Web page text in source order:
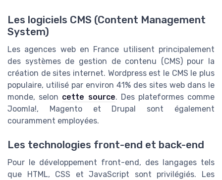
Les logiciels CMS (Content Management
System)
Les agences web en France utilisent principalement
des systèmes de gestion de contenu (CMS) pour la
création de sites internet. Wordpress est le CMS le plus
populaire, utilisé par environ 41% des sites web dans le
monde, selon cette source. Des plateformes comme
Joomla!, Magento et Drupal sont également
couramment employées.
Les technologies front-end et back-end
Pour le développement front-end, des langages tels
que HTML, CSS et JavaScript sont privilégiés. Les